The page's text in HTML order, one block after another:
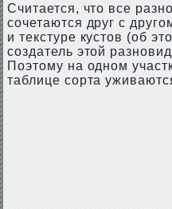
Считается, что все
сочетаются друг с
и текстуре кустов (об
создатель этой
Поэтому на одном
таблице сорта